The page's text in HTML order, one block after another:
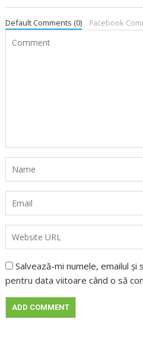
Default Comments (0) Facebook
Salvează-mi numele, emailul
pentru data viitoare când o să